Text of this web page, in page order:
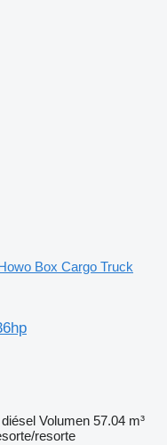
Box Cargo Truck
diésel Volumen 57.04 m³
resorte